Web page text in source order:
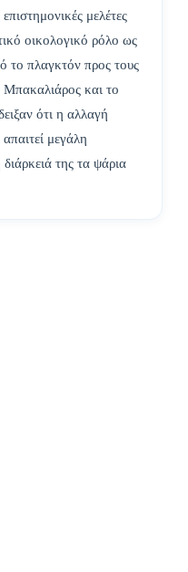
μελέτες
οικολογικό ρόλο ως
το πλαγκτόν προς τους
Μπακαλιάρος και το
ότι η αλλαγή
μεγάλη
της τα ψάρια